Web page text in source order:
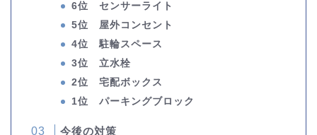
6位 センサーライト
5位 屋外コンセント
4位 駐輪スペース
3位 立水栓
2位 宅配ボックス
1位 パーキングブロック
今後の対策